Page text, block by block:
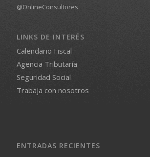
@OnlineConsultores
LINKS DE INTERÉS
Calendario Fiscal
Agencia Tributaría
Seguridad Social
Trabaja con nosotros
ENTRADAS RECIENTES